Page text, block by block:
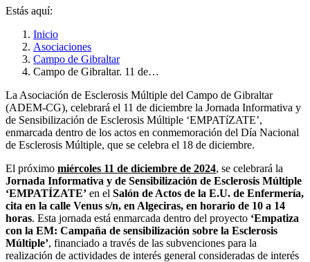
Estás aquí:
Inicio
Asociaciones
Campo de Gibraltar
Campo de Gibraltar. 11 de…
La Asociación de Esclerosis Múltiple del Campo de Gibraltar
(ADEM-CG), celebrará el 11 de diciembre la Jornada Informativa y
de Sensibilización de Esclerosis Múltiple ‘EMPATíZATE’,
enmarcada dentro de los actos en conmemoración del Día Nacional
de Esclerosis Múltiple, que se celebra el 18 de diciembre.
El próximo miércoles 11 de diciembre de 2024, se celebrará la
Jornada Informativa y de Sensibilización de Esclerosis Múltiple
‘EMPATÍZATE’ en el Salón de Actos de la E.U. de Enfermería,
cita en la calle Venus s/n, en Algeciras, en horario de 10 a 14
horas. Esta jornada está enmarcada dentro del proyecto ‘Empatiza
con la EM: Campaña de sensibilización sobre la Esclerosis
Múltiple’, financiado a través de las subvenciones para la
realización de actividades de interés general consideradas de interés